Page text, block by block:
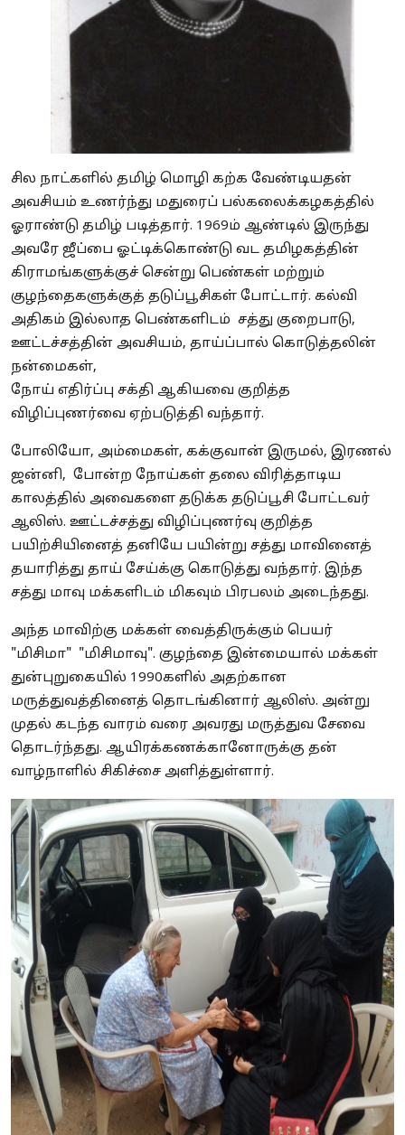
சில நாட்களில் தமிழ் மொழி கற்க வேண்டியதன்
அவசியம் உணர்ந்து மதுரைப் பல்கலைக்கழகத்தில்
ஓராண்டு தமிழ் படித்தார். 1969ம் ஆண்டில் இருந்து
அவரே ஜீப்பை ஓட்டிக்கொண்டு வட தமிழகத்தின்
கிராமங்களுக்குச் சென்று பெண்கள் மற்றும்
குழந்தைகளுக்குத் தடுப்பூசிகள் போட்டார். கல்வி
அதிகம் இல்லாத பெண்களிடம் சத்து குறைபாடு,
ஊட்டச்சத்தின் அவசியம், தாய்ப்பால் கொடுத்தலின்
நன்மைகள்,
நோய் எதிர்ப்பு சக்தி ஆகியவை குறித்த
விழிப்புணர்வை ஏற்படுத்தி வந்தார்.
போலியோ, அம்மைகள், கக்குவான் இருமல், இரணல்
ஜன்னி, போன்ற நோய்கள் தலை விரித்தாடிய
காலத்தில் அவைகளை தடுக்க தடுப்பூசி போட்டவர்
ஆலிஸ். ஊட்டச்சத்து விழிப்புணர்வு குறித்த
பயிற்சியினைத் தனியே பயின்று சத்து மாவினைத்
தயாரித்து தாய் சேய்க்கு கொடுத்து வந்தார். இந்த
சத்து மாவு மக்களிடம் மிகவும் பிரபலம் அடைந்தது.
அந்த மாவிற்கு மக்கள் வைத்திருக்கும் பெயர்
"மிசிமா" "மிசிமாவு". குழந்தை இன்மையால் மக்கள்
துன்புறுகையில் 1990களில் அதற்கான
மருத்துவத்தினைத் தொடங்கினார் ஆலிஸ். அன்று
முதல் கடந்த வாரம் வரை அவரது மருத்துவ சேவை
தொடர்ந்தது. ஆயிரக்கணக்கானோருக்கு தன்
வாழ்நாளில் சிகிச்சை அளித்துள்ளார்.